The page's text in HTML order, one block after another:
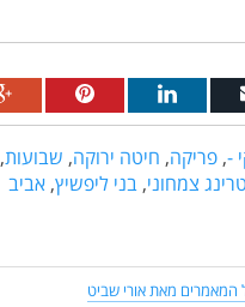
-
, פריקה, חיטה ירוקה, שבועות,
צמחוני, בני ליפשיץ, אביב
המאמרים מאת אורי שביט